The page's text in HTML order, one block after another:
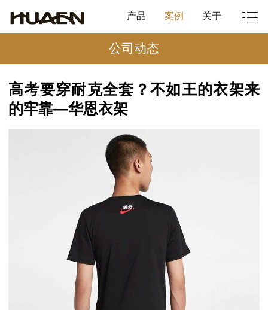
产品 案例 关于
公司动态
高考要穿耐克全套？不如王的衣架来
的牢靠—华恩衣架